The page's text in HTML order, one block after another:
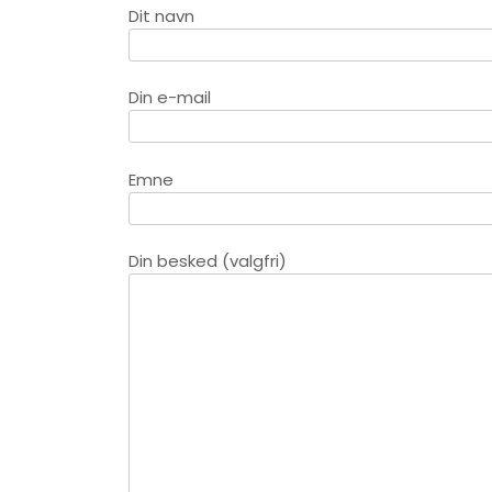
Dit navn
Din e-mail
Emne
Din besked (valgfri)